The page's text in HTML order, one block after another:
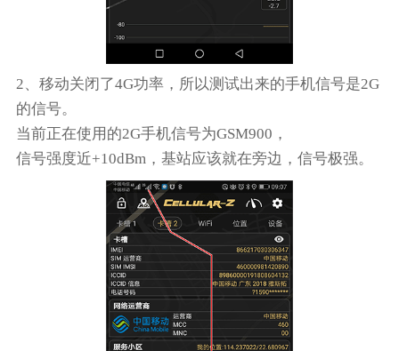
2、移动关闭了4G功率，所以测试出来的手机信号是2G
的信号。
当前正在使用的2G手机信号为GSM900，
信号强度近+10dBm，基站应该就在旁边，信号极强。